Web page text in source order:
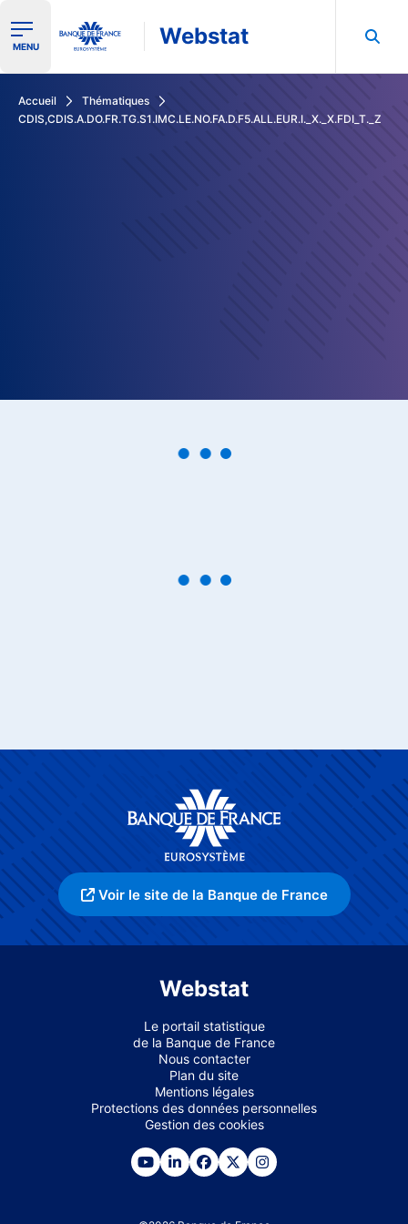
Ouvrir le menu de navigation
MENU Webstat
Accueil
Thématiques
CDIS,CDIS.A.DO.FR.TG.S1.IMC.LE.NO.FA.D.F5.ALL.EUR.I._X._X.FDI_T._Z
Voir le site de la Banque de France
Webstat
Le portail statistique
de la Banque de France
Nous contacter
Plan du site
Mentions légales
Protections des données personnelles
Gestion des cookies